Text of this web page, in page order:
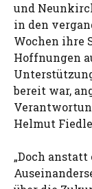
und
in den
Wochen ihre
Hoffnungen
bereit war,
Helmut
„Doch